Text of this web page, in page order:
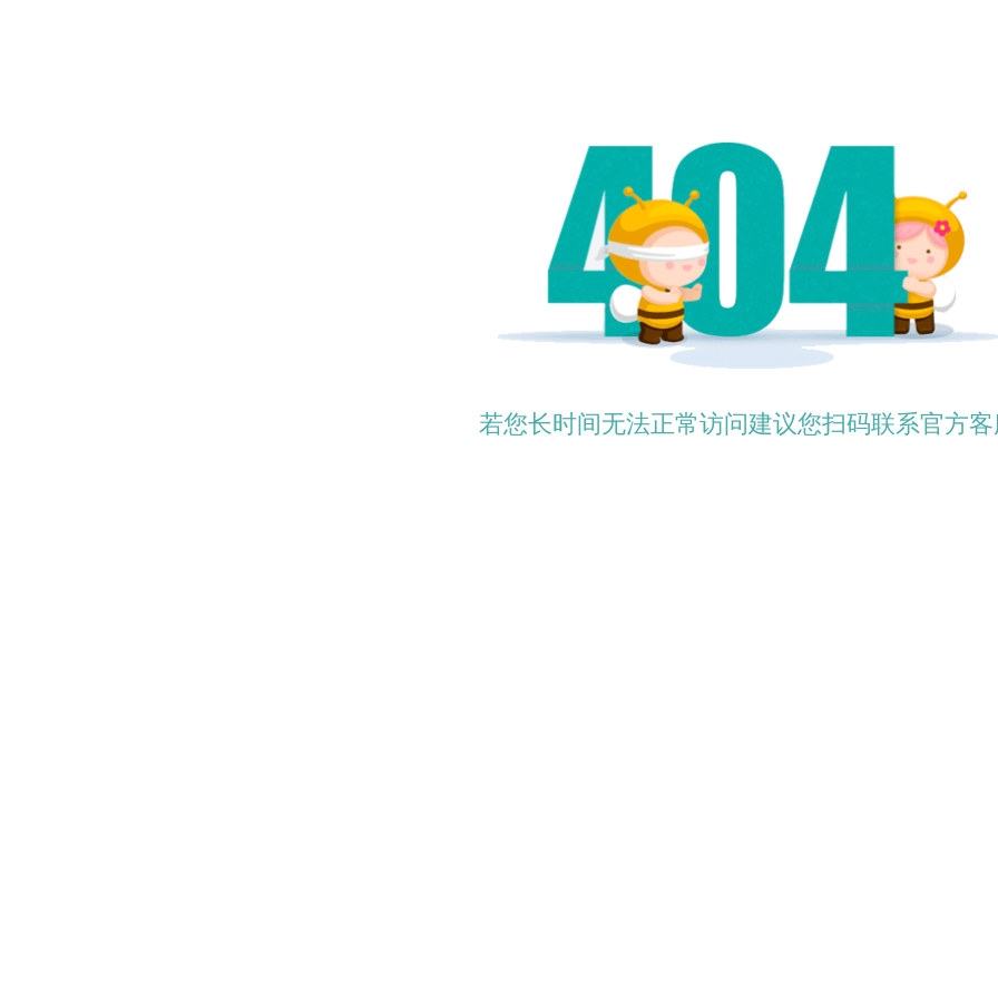
若您长时间无法正常访问建议您扫码联系官方